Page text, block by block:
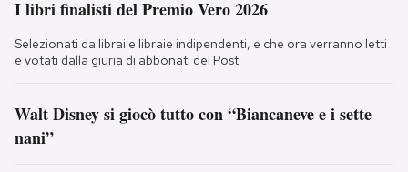
I libri finalisti del Premio Vero 2026
Selezionati da librai e libraie indipendenti, e che ora verranno letti
e votati dalla giuria di abbonati del Post
Walt Disney si giocò tutto con “Biancaneve e i sette
nani”